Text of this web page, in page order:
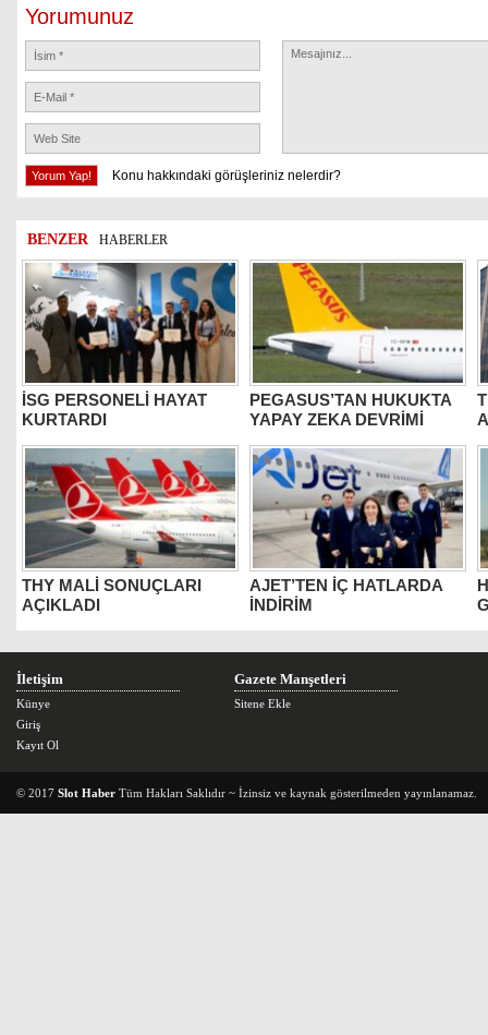
Yorumunuz
Konu hakkındaki görüşleriniz nelerdir?
BENZER HABERLER
İSG PERSONELİ HAYAT
KURTARDI
PEGASUS’TAN HUKUKTA
YAPAY ZEKA DEVRİMİ
THY MALİ SONUÇLARI
AÇIKLADI
AJET’TEN İÇ HATLARDA
İNDİRİM
İletişim
Künye
Giriş
Kayıt Ol
Gazete Manşetleri
Sitene Ekle
© 2017 Slot Haber Tüm Hakları Saklıdır ~ İzinsiz ve kaynak gösterilmeden yayınlanamaz.